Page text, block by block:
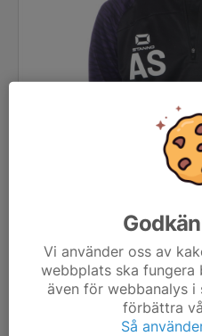
Vi använder oss av
webbplats ska fungera
även för webbanalys
förbättra
Så